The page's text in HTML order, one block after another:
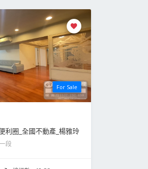
For Sale
利圈_全國不動產_楊雅玲
段